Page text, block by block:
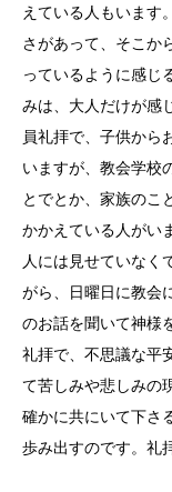
えている人もいます
さがあって、そこか
っているように感じ
みは、大人だけが感
員礼拝で、子供から
いますが、教会学校
とでとか、家族のこ
かかえている人がい
人には見せていなく
がら、日曜日に教会
のお話を聞いて神様
礼拝で、不思議な平
て苦しみや悲しみの
確かに共にいて下さ
歩み出すのです。礼